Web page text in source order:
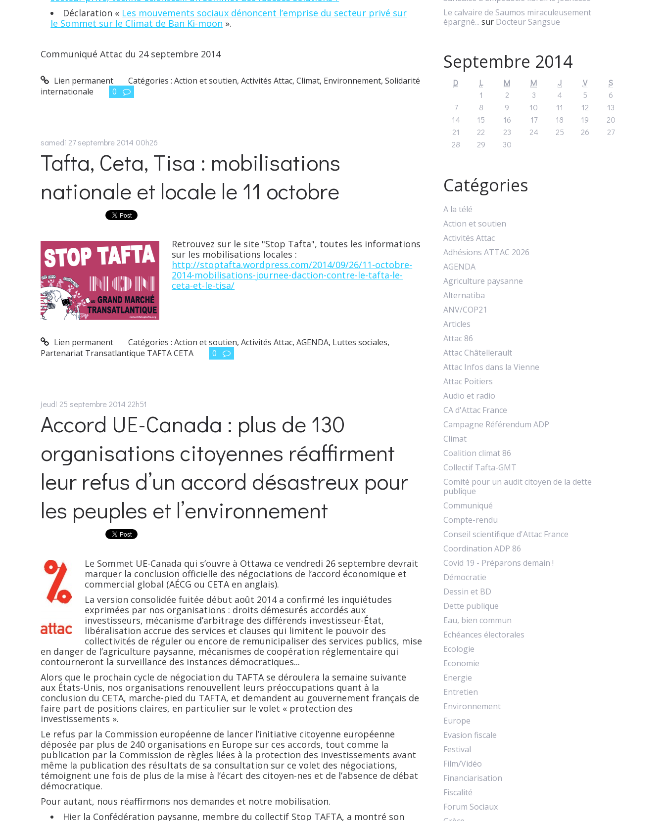
Déclaration « Les mouvements sociaux dénoncent l’emprise du secteur privé sur
le Sommet sur le Climat de Ban Ki-moon ».
Communiqué Attac du 24 septembre 2014
Lien permanent Catégories :Action et soutien,Activités Attac,Climat, Environnement,Solidarité
internationale
0
samedi 27 septembre 2014 00h26
Tafta, Ceta, Tisa : mobilisations
nationale et locale le 11 octobre
Retrouvez sur le site "Stop Tafta", toutes les informations
sur les mobilisations locales :
http://stoptafta.wordpress.com/2014/09/26/11-octobre-
2014-mobilisations-journee-daction-contre-le-tafta-le-
ceta-et-le-tisa/
Lien permanent Catégories :Action et soutien,Activités Attac,AGENDA, Luttes sociales,
Partenariat Transatlantique TAFTA CETA
0
jeudi 25 septembre 2014 22h51
Accord UE-Canada : plus de 130
organisations citoyennes réaffirment
leur refus d’un accord désastreux pour
les peuples et l’environnement
Le Sommet UE-Canada qui s’ouvre à Ottawa ce vendredi 26 septembre devrait
marquer la conclusion officielle des négociations de l’accord économique et
commercial global (AÉCG ou CETA en anglais).
La version consolidée fuitée début août 2014 a confirmé les inquiétudes
exprimées par nos organisations : droits démesurés accordés aux
investisseurs, mécanisme d’arbitrage des différends investisseur-État,
libéralisation accrue des services et clauses qui limitent le pouvoir des
collectivités de réguler ou encore de remunicipaliser des services publics, mise
en danger de l’agriculture paysanne, mécanismes de coopération réglementaire qui
contourneront la surveillance des instances démocratiques...
Alors que le prochain cycle de négociation du TAFTA se déroulera la semaine suivante
aux États-Unis, nos organisations renouvellent leurs préoccupations quant à la
conclusion du CETA, marche-pied du TAFTA, et demandent au gouvernement français de
faire part de positions claires, en particulier sur le volet « protection des
investissements ».
Le refus par la Commission européenne de lancer l’initiative citoyenne européenne
déposée par plus de 240 organisations en Europe sur ces accords, tout comme la
publication par la Commission de règles liées à la protection des investissements avant
même la publication des résultats de sa consultation sur ce volet des négociations,
témoignent une fois de plus de la mise à l’écart des citoyen-nes et de l’absence de débat
démocratique.
Pour autant, nous réaffirmons nos demandes et notre mobilisation.
Hier la Confédération paysanne, membre du collectif Stop TAFTA, a montré son
Le calvaire de Saumos miraculeusement
épargné... sur Docteur Sangsue
Septembre 2014
D L M M J V
S
1
2 3 4 5
6
7
8 9 10 11 12
13
14
15 16 17 18 19
20
21
22 23 24 25 26
27
28
29 30
Catégories
A la télé
Action et soutien
Activités Attac
Adhésions ATTAC 2026
AGENDA
Agriculture paysanne
Alternatiba
ANV/COP21
Articles
Attac 86
Attac Châtellerault
Attac Infos dans la Vienne
Attac Poitiers
Audio et radio
CA d'Attac France
Campagne Référendum ADP
Climat
Coalition climat 86
Collectif Tafta-GMT
Comité pour un audit citoyen de la dette
publique
Communiqué
Compte-rendu
Conseil scientifique d'Attac France
Coordination ADP 86
Covid 19 - Préparons demain !
Démocratie
Dessin et BD
Dette publique
Eau, bien commun
Echéances électorales
Ecologie
Economie
Energie
Entretien
Environnement
Europe
Evasion fiscale
Festival
Film/Vidéo
Financiarisation
Fiscalité
Forum Sociaux